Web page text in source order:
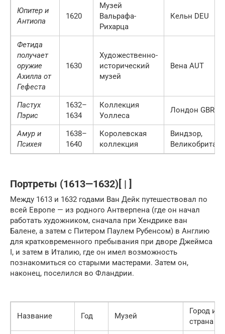
Юпитер и
Антиопа
1620
Музей
Вальрафа-
Рихарца
Кельн DEU
Фетида
получает
оружие
Ахилла от
Гефеста
1630
Художественно-
исторический
музей
Вена AUT
Пастух
Пэрис
1632–
1634
Коллекция
Уоллеса
Лондон GBR
Амур и
Психея
1638–
1640
Королевская
коллекция
Виндзор,
Портреты (1613—1632)[ | ]
Между 1613 и 1632 годами Ван Дейк путешествовал по
всей Европе — из родного Антверпена (где он начал
работать художником, сначала при Хендрике ван
Балене, а затем с Питером Паулем Рубенсом) в Англию
для кратковременного пребывания при дворе Джеймса
I, и затем в Италию, где он имел возможность
познакомиться со старыми мастерами. Затем он,
наконец, поселился во Фландрии.
Название Год Музей
Город и
страна